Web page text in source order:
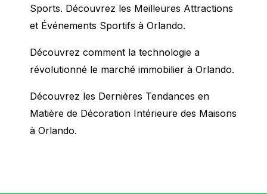
Sports. Découvrez les Meilleures Attractions
et Événements Sportifs à Orlando.
Découvrez comment la technologie a
révolutionné le marché immobilier à Orlando.
Découvrez les Dernières Tendances en
Matière de Décoration Intérieure des Maisons
à Orlando.